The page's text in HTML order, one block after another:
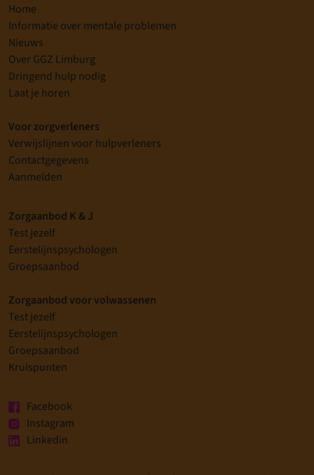
Home
Informatie over mentale problemen
Nieuws
Over GGZ Limburg
Dringend hulp nodig
Laat je horen
Voor zorgverleners
Verwijslijnen voor hulpverleners
Contactgegevens
Aanmelden
Zorgaanbod K & J
Test jezelf
Eerstelijnspsychologen
Groepsaanbod
Zorgaanbod voor volwassenen
Test jezelf
Eerstelijnspsychologen
Groepsaanbod
Kruispunten
Facebook
Instagram
Linkedin